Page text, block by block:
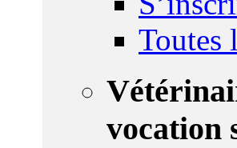
Toutes
vocation